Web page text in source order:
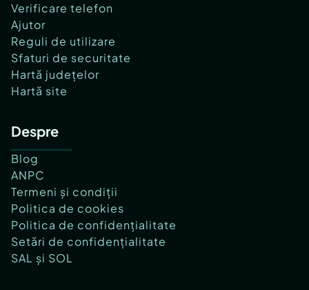
Verificare telefon
Ajutor
Reguli de utilizare
Sfaturi de securitate
Hartă județelor
Hartă site
Despre
Blog
ANPC
Termeni și condiții
Politica de cookies
Politica de confidențialitate
Setări de confidențialitate
SAL și SOL